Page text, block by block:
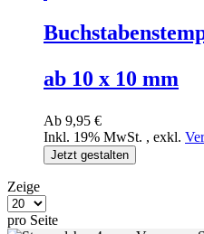
ab 10 x 10 mm
Ab 9,95 €
Inkl. 19% MwSt. , exkl.
Jetzt gestalten
Zeige
pro Seite